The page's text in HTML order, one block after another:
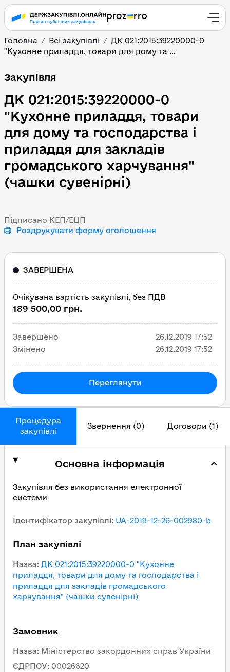
Головна Всі закупівлі
ДК 021:2015:39220000-0
"Кухонне приладдя, товари для дому та ...
ДК 021:2015:39220000-
Закупівля
ДК 021:2015:39220000-0
"Кухонне приладдя, товари
для дому та господарства і
приладдя для закладів
громадського харчування"
(чашки сувенірні)
Підписано КЕП/ЕЦП
Роздрукувати форму оголошення
Процедура
закупівлі
Звернення (0) Договори (1)
Основна інформація
Закупівля без використання електронної
системи
Ідентифікатор закупівлі: UA-2019-12-26-002980-b
План закупівлі
Назва: ДК 021:2015:39220000-0 "Кухонне
приладдя, товари для дому та господарства і
приладдя для закладів громадського
харчування" (чашки сувенірні)
Замовник
Назва: Міністерство закордонних справ України
ЄДРПОУ: 00026620
ЗАВЕРШЕНА
Очікувана вартість закупівлі, без ПДВ
189 500,00 грн.
Завершено 26.12.2019 17:52
Змінено
26.12.2019 17:52
Переглянути